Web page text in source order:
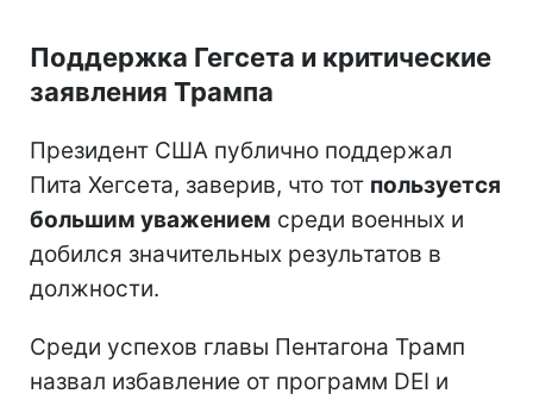
Поддержка Гегсета и критические
заявления Трампа
Президент США публично поддержал
Пита Хегсета, заверив, что тот пользуется
большим уважением среди военных и
добился значительных результатов в
должности.
Среди успехов главы Пентагона Трамп
назвал избавление от программ DEI и